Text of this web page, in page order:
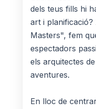
dels teus fills hi
art i
Masters", fem
espectadors
els arquitectes
aventures.
En lloc de